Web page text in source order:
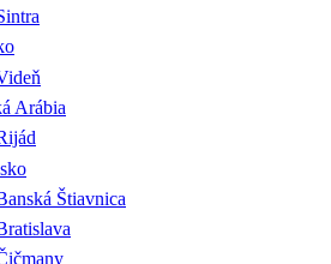
Arábia
Štiavnica